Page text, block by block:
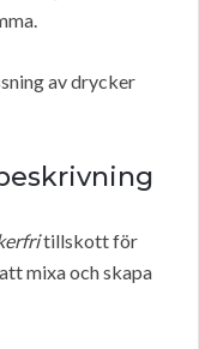
av drycker
tillskott för
mixa och skapa